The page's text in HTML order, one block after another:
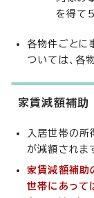
を得て
各物件ごとに
ついては、各
家賃減額補助
入居世帯の所
が減額されま
家賃減額補助
世帯にあって